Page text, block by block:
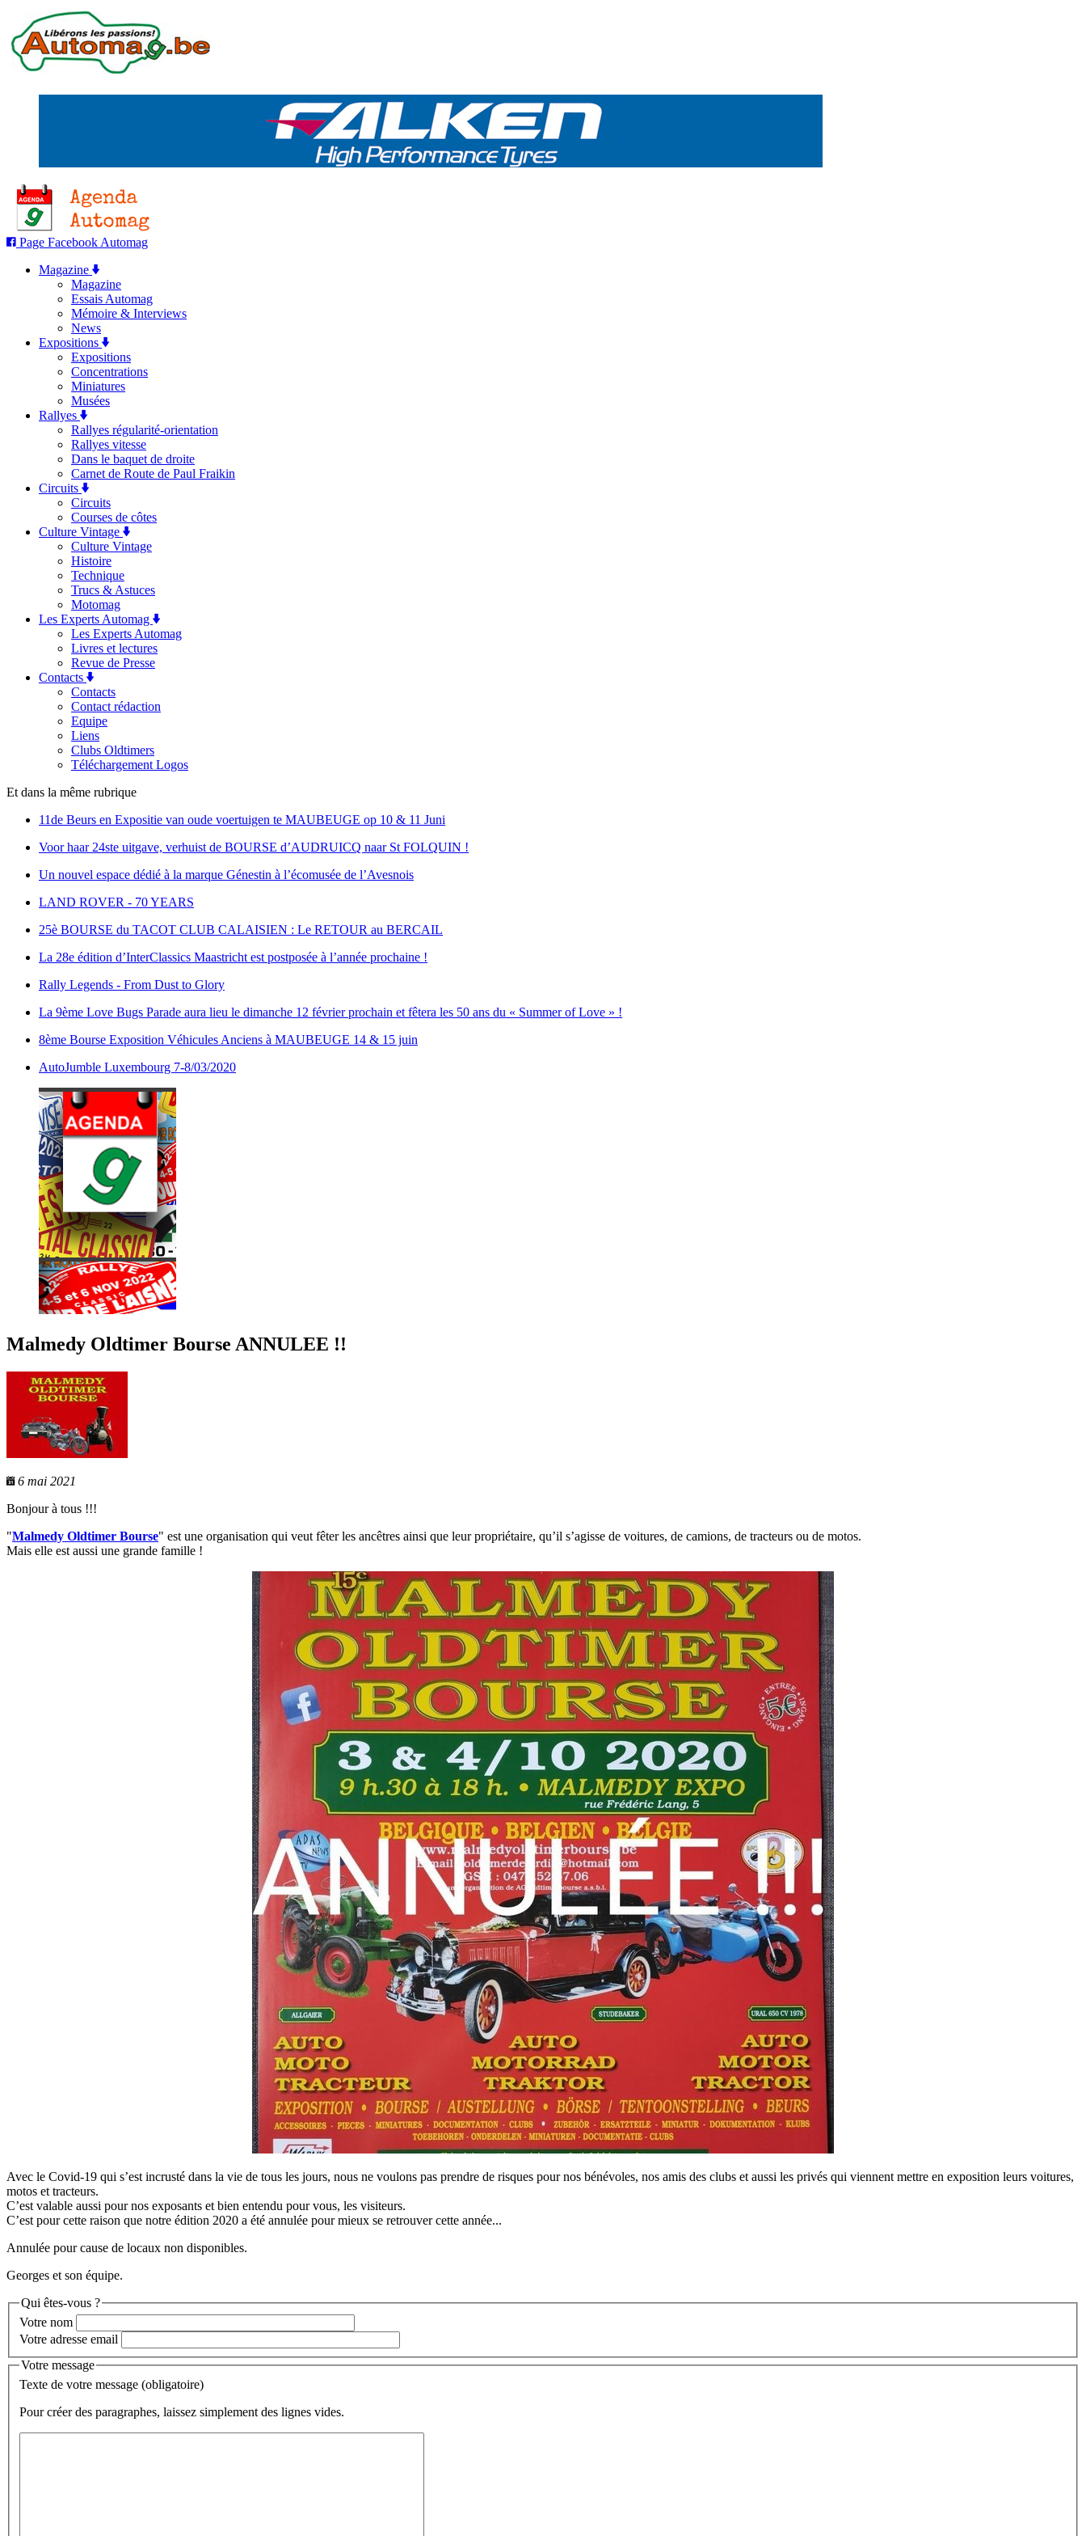
Page Facebook Automag
Magazine
Magazine
Essais Automag
Mémoire & Interviews
News
Expositions
Expositions
Concentrations
Miniatures
Musées
Rallyes
Rallyes régularité-orientation
Rallyes vitesse
Dans le baquet de droite
Carnet de Route de Paul Fraikin
Circuits
Circuits
Courses de côtes
Culture Vintage
Culture Vintage
Histoire
Technique
Trucs & Astuces
Motomag
Les Experts Automag
Les Experts Automag
Livres et lectures
Revue de Presse
Contacts
Contacts
Contact rédaction
Equipe
Liens
Clubs Oldtimers
Téléchargement Logos
Et dans la même rubrique
11de Beurs en Expositie van oude voertuigen te MAUBEUGE op 10 & 11 Juni
Voor haar 24ste uitgave, verhuist de BOURSE d’AUDRUICQ naar St FOLQUIN !
Un nouvel espace dédié à la marque Génestin à l’écomusée de l’Avesnois
LAND ROVER - 70 YEARS
25è BOURSE du TACOT CLUB CALAISIEN : Le RETOUR au BERCAIL
La 28e édition d’InterClassics Maastricht est postposée à l’année prochaine !
Rally Legends - From Dust to Glory
La 9ème Love Bugs Parade aura lieu le dimanche 12 février prochain et fêtera les 50 ans du « Summer of Love » !
8ème Bourse Exposition Véhicules Anciens à MAUBEUGE 14 & 15 juin
AutoJumble Luxembourg 7-8/03/2020
Malmedy Oldtimer Bourse ANNULEE !!
6 mai 2021
Bonjour à tous !!!
"Malmedy Oldtimer Bourse" est une organisation qui veut fêter les ancêtres ainsi que leur propriétaire, qu’il s’agisse de voitures, de camions, de tracteurs ou de motos.
Mais elle est aussi une grande famille !
Avec le Covid-19 qui s’est incrusté dans la vie de tous les jours, nous ne voulons pas prendre de risques pour nos bénévoles, nos amis des clubs et aussi les privés qui viennent mettre en exposition leurs voitures,
motos et tracteurs.
C’est valable aussi pour nos exposants et bien entendu pour vous, les visiteurs.
C’est pour cette raison que notre édition 2020 a été annulée pour mieux se retrouver cette année...
Annulée pour cause de locaux non disponibles.
Georges et son équipe.
Qui êtes-vous ?
Votre nom
Votre adresse email
Votre message
Texte de votre message (obligatoire)
Pour créer des paragraphes, laissez simplement des lignes vides.